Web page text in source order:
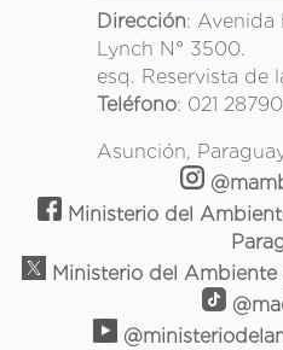
Dirección: Avenida
Lynch N° 3500.
esq. Reservista de
Teléfono: 021
Asunción,
Ministerio del
Ministerio del